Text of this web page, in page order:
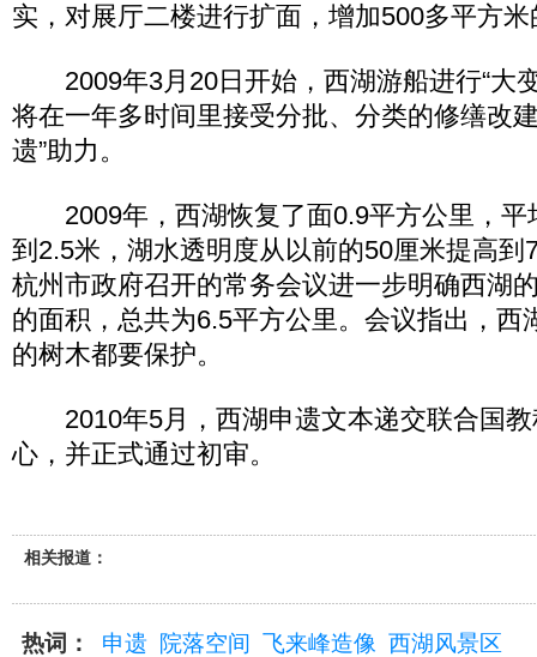
实，对展厅二楼进行扩面，增加500多平方
2009年3月20日开始，西湖游船进行“大
将在一年多时间里接受分批、分类的修缮改
遗”助力。
2009年，西湖恢复了面0.9平方公里，平
到2.5米，湖水透明度从以前的50厘米提高到
杭州市政府召开的常务会议进一步明确西湖
的面积，总共为6.5平方公里。会议指出，西
的树木都要保护。
2010年5月，西湖申遗文本递交联合国教
心，并正式通过初审。
相关报道：
热词： 申遗 院落空间 飞来峰造像 西湖风景区